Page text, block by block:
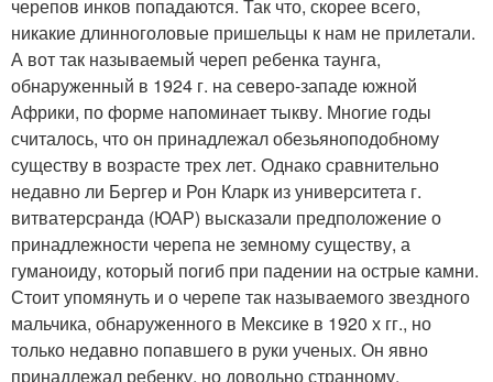
черепов инков попадаются. Так что, скорее всего,
никакие длинноголовые пришельцы к нам не прилетали.
А вот так называемый череп ребенка таунга,
обнаруженный в 1924 г. на северо-западе южной
Африки, по форме напоминает тыкву. Многие годы
считалось, что он принадлежал обезьяноподобному
существу в возрасте трех лет. Однако сравнительно
недавно ли Бергер и Рон Кларк из университета г.
витватерсранда (ЮАР) высказали предположение о
принадлежности черепа не земному существу, а
гуманоиду, который погиб при падении на острые камни.
Стоит упомянуть и о черепе так называемого звездного
мальчика, обнаруженного в Мексике в 1920 х гг., но
только недавно попавшего в руки ученых. Он явно
принадлежал ребенку, но довольно странному.